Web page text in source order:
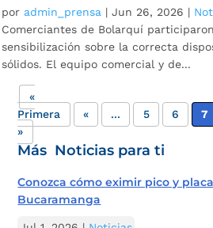
por admin_prensa |Jun 26, 2026 |
Comerciantes de Bolarquí
sensibilización sobre la correcta
sólidos. El equipo comercial y de...
«
Primera
« ... 5 6 7
»
Más Noticias para ti
Conozca cómo eximir pico y
Bucaramanga